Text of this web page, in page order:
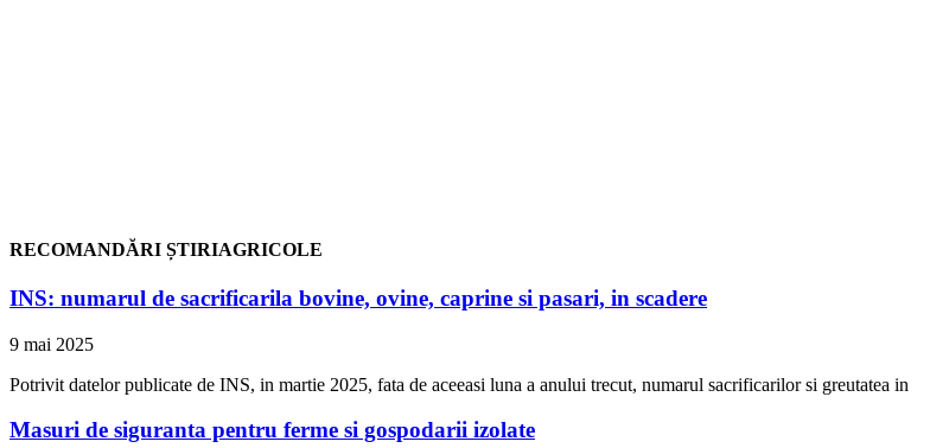
RECOMANDĂRI ȘTIRIAGRICOLE
INS: numarul de sacrificarila bovine, ovine, caprine si pasari, in scadere
9 mai 2025
Potrivit datelor publicate de INS, in martie 2025, fata de aceeasi luna a anului trecut, numarul sacrificarilor si greutatea in
Masuri de siguranta pentru ferme si gospodarii izolate